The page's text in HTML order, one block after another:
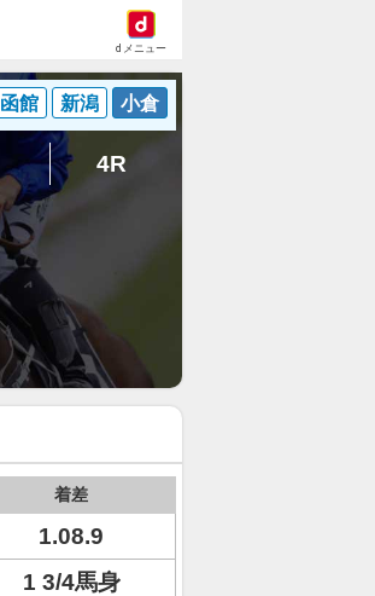
dメニュー
函館 新潟 小倉
4R
着差
1.08.9
1 3/4馬身